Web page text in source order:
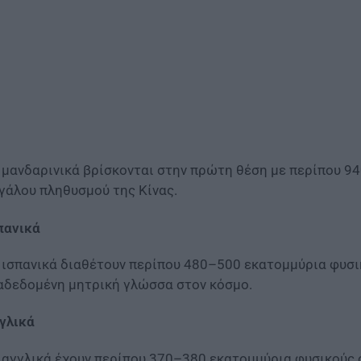
βρίσκονται στην πρώτη θέση με περίπου
πληθυσμού της Κίνας.
διαθέτουν περίπου 480–500 εκατομμύρια
μητρική γλώσσα στον κόσμο.